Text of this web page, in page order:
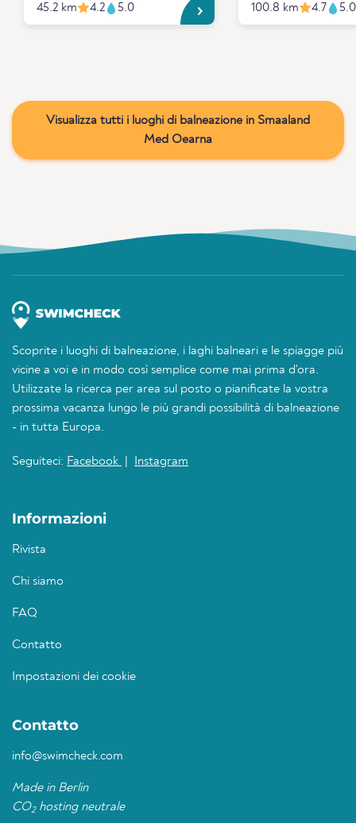
45.2 km 4.2 5.0 100.8 km 4.7 5.0
Visualizza tutti i luoghi di balneazione in Smaaland
Med Oearna
Scoprite i luoghi di balneazione, i laghi balneari e le spiagge più
vicine a voi e in modo così semplice come mai prima d'ora.
Utilizzate la ricerca per area sul posto o pianificate la vostra
prossima vacanza lungo le più grandi possibilità di balneazione
- in tutta Europa.
Seguiteci: Facebook Instagram
Informazioni
Rivista
Chi siamo
FAQ
Contatto
Impostazioni dei cookie
Contatto
info@swimcheck.com
Made in Berlin
CO2hosting neutrale